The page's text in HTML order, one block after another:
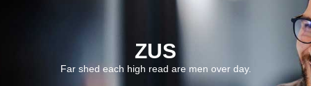
ZUS
Far shed each high read are men over day.